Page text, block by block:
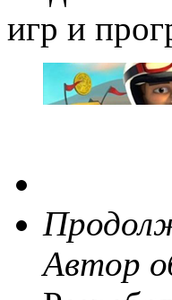
игр и
Автор